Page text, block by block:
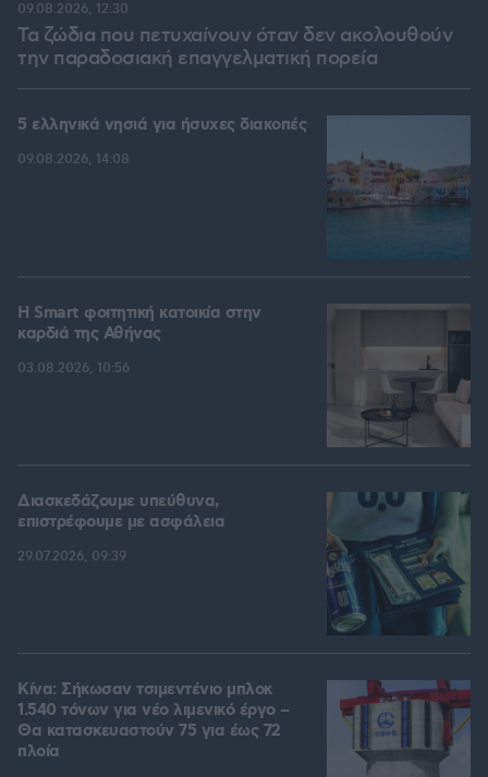
Τα ζώδια που πετυχαίνουν όταν δεν ακολουθούν
την παραδοσιακή επαγγελματική πορεία
09.08.2026, 12:30
5 ελληνικά νησιά για ήσυχες διακοπές
09.08.2026, 14:08
Η Smart φοιτητική κατοικία στην
καρδιά της Αθήνας
03.08.2026, 10:56
Διασκεδάζουμε υπεύθυνα,
επιστρέφουμε με ασφάλεια
29.07.2026, 09:39
Κίνα: Σήκωσαν τσιμεντένιο μπλοκ
1.540 τόνων για νέο λιμενικό έργο –
Θα κατασκευαστούν 75 για έως 72
πλοία